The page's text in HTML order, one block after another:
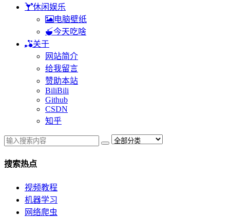
休闲娱乐
电脑壁纸
今天吃啥
关于
网站简介
给我留言
赞助本站
BiliBili
Github
CSDN
知乎
搜索热点
视频教程
机器学习
网络爬虫